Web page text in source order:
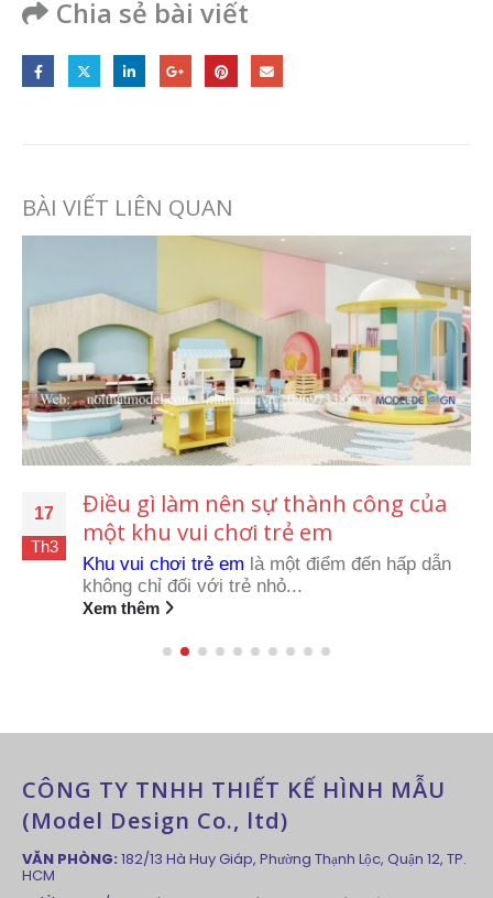
Chia sẻ bài viết
BÀI VIẾT LIÊN QUAN
17
Th3
Điều gì làm nên sự thành công của
một khu vui chơi trẻ em
Khu vui chơi trẻ em là một điểm đến hấp dẫn
không chỉ đối với trẻ nhỏ...
Xem thêm
CÔNG TY TNHH THIẾT KẾ HÌNH MẪU
(Model Design Co., ltd)
VĂN PHÒNG: 182/13 Hà Huy Giáp, Phường Thạnh Lộc, Quận 12, TP.
HCM